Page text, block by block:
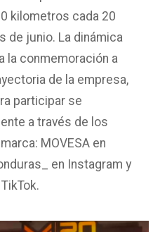
kilometros cada 20
de junio. La dinámica
la conmemoración a
de la empresa,
participar se
a través de los
MOVESA en
en Instagram y